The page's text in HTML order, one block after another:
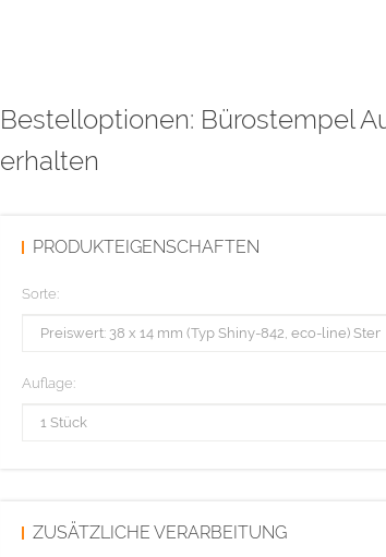
Bestelloptionen: Bürostempel
erhalten
PRODUKTEIGENSCHAFTEN
Sorte:
Auflage:
ZUSÄTZLICHE VERARBEITUNG